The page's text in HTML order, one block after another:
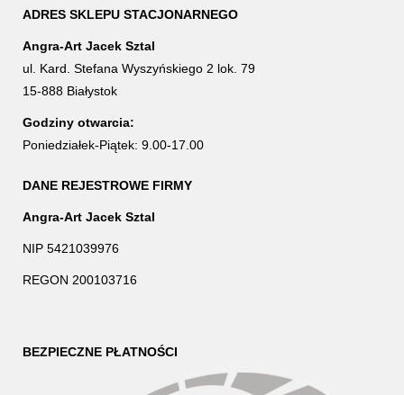
ADRES SKLEPU STACJONARNEGO
Angra-Art Jacek Sztal
ul. Kard. Stefana Wyszyńskiego 2 lok. 79
15-888 Białystok
Godziny otwarcia:
Poniedziałek-Piątek: 9.00-17.00
DANE REJESTROWE FIRMY
Angra-Art Jacek Sztal
NIP 5421039976
REGON 200103716
BEZPIECZNE PŁATNOŚCI